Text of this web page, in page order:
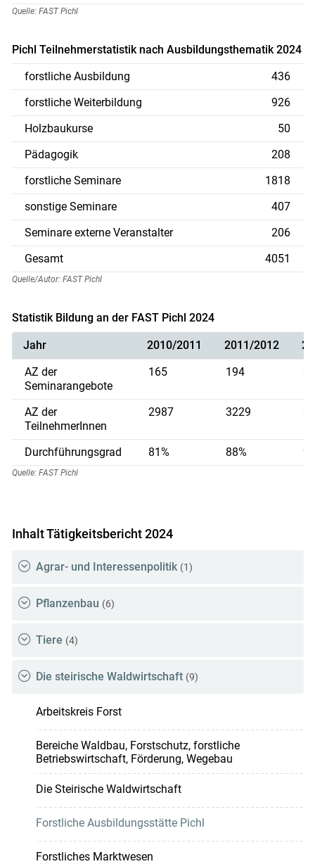
Quelle: FAST Pichl
Pichl Teilnehmerstatistik nach Ausbildungsthematik 2024
forstliche Ausbildung
436
forstliche Weiterbildung
926
Holzbaukurse
50
Pädagogik
208
forstliche Seminare
1818
sonstige Seminare
407
Seminare externe Veranstalter
206
Gesamt
4051
Quelle/Autor: FAST Pichl
Statistik Bildung an der FAST Pichl 2024
Jahr 2010/2011 2011/2012
AZ der
Seminarangebote
165 194
AZ der
TeilnehmerInnen
2987 3229
Durchführungsgrad 81% 88%
Quelle: FAST Pichl
Inhalt Tätigkeitsbericht 2024
Agrar- und Interessenpolitik (1)
Pflanzenbau (6)
Tiere (4)
Die steirische Waldwirtschaft (9)
Arbeitskreis Forst
Bereiche Waldbau, Forstschutz, forstliche
Betriebswirtschaft, Förderung, Wegebau
Die Steirische Waldwirtschaft
Forstliche Ausbildungsstätte Pichl
Forstliches Marktwesen